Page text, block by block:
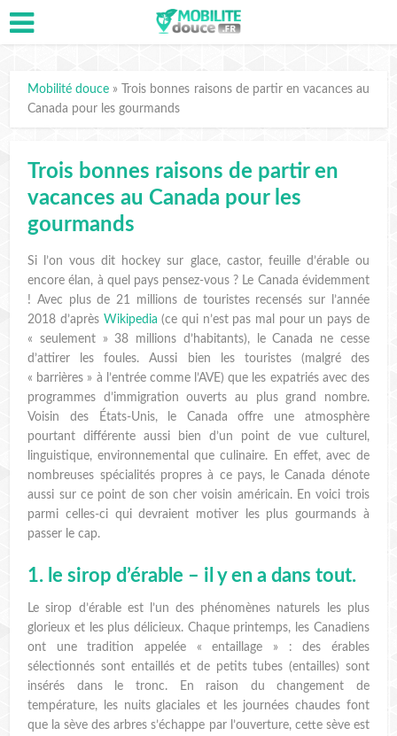
Mobilité douce »
Trois bonnes raisons de partir en vacances au
Canada pour les gourmands
Trois bonnes raisons de partir en
vacances au Canada pour les
gourmands
Si l’on vous dit hockey sur glace, castor, feuille d’érable ou
encore élan, à quel pays pensez-vous ? Le Canada évidemment
! Avec plus de 21 millions de touristes recensés sur l’année
2018 d’après Wikipedia (ce qui n’est pas mal pour un pays de
« seulement » 38 millions d’habitants), le Canada ne cesse
d’attirer les foules. Aussi bien les touristes (malgré des
« barrières » à l’entrée comme l’AVE) que les expatriés avec des
programmes d’immigration ouverts au plus grand nombre.
Voisin des États-Unis, le Canada offre une atmosphère
pourtant différente aussi bien d’un point de vue culturel,
linguistique, environnemental que culinaire. En effet, avec de
nombreuses spécialités propres à ce pays, le Canada dénote
aussi sur ce point de son cher voisin américain. En voici trois
parmi celles-ci qui devraient motiver les plus gourmands à
passer le cap.
1. le sirop d’érable – il y en a dans tout.
Le sirop d’érable est l’un des phénomènes naturels les plus
glorieux et les plus délicieux. Chaque printemps, les Canadiens
ont une tradition appelée « entaillage » : des érables
sélectionnés sont entaillés et de petits tubes (entailles) sont
insérés dans le tronc. En raison du changement de
température, les nuits glaciales et les journées chaudes font
que la sève des arbres s’échappe par l’ouverture, cette sève est